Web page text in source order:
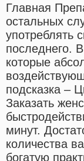
Главная
остальных
употреблять
последнего.
которые
подсказка –
Заказать
минут.
количества
богатую